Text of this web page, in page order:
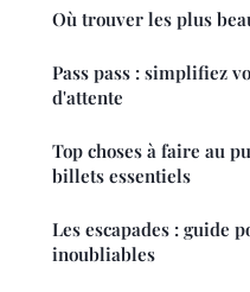
Où trouver les plus
Pass pass : simplifiez
d'attente
Top choses à faire au
billets essentiels
Les escapades : guide
inoubliables